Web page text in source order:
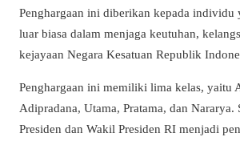
Penghargaan ini diberikan kepada individu
luar biasa dalam menjaga keutuhan,
kejayaan Negara Kesatuan Republik
Penghargaan ini memiliki lima kelas, yaitu
Adipradana, Utama, Pratama, dan Nararya.
Presiden dan Wakil Presiden RI menjadi